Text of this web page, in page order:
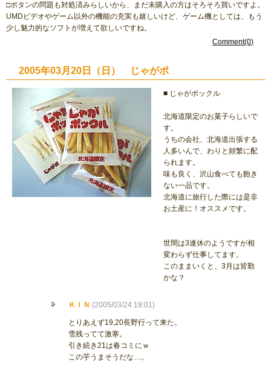
□ボタンの問題も対処済みらしいから、まだ未購入の方はそろそろ買いですよ。
UMDビデオやゲーム以外の機能の充実も嬉しいけど、ゲーム機としては、もう
少し魅力的なソフトが増えて欲しいですね。
Comment(0)
2005年03月20日（日） じゃがポ
■ じゃがポックル
北海道限定のお菓子らしいで
す。
うちの会社、北海道出張する
人多いんで、わりと頻繁に配
られます。
味も良く、沢山食べても飽き
ない一品です。
北海道に旅行した際には是非
お土産に！オススメです。
世間は3連休のようですが相
変わらず仕事してます。
このままいくと、3月は皆勤
かな？
ＫＩＮ (2005/03/24 19:01)
とりあえず19,20長野行って来た。
雪残ってて激寒。
引き続き21は春コミにｗ
この芋うまそうだな…。